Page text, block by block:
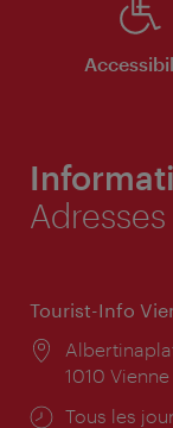
Tourist-Info
Lieu:
1010 Vienne
Horaires
Tous les